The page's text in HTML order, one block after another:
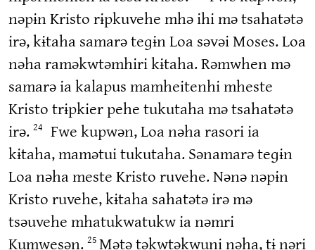
nəpɨn Kristo rɨpkuvehe mhə ihi mə tsahatətə
irə, kɨtaha samarə teɡɨn Loa səvəi Moses. Loa
nəha raməkwtəmhiri kɨtaha. Rəmwhen mə
samarə ia kalapus mamheitenhi mheste
Kristo trɨpkier pehe tukutaha mə tsahatətə
irə. 24
Fwe kupwən, Loa nəha rasori ia
kɨtaha, mamətui tukutaha. Sənamarə teɡɨn
Loa nəha meste Kristo ruvehe. Nənə nəpɨn
Kristo ruvehe, kɨtaha sahatətə irə mə
tsəuvehe mhatukwatukw ia nəmri
Kumwesən. 25 Mətə təkwtəkwuni nəha, tɨ nəri